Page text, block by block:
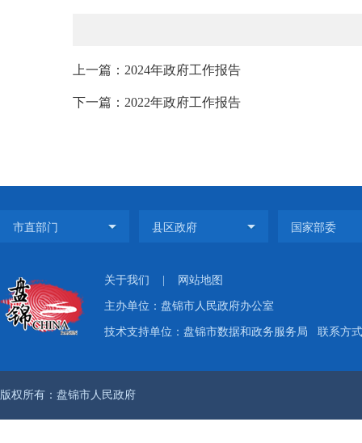
上一篇：2024年政府工作报告
下一篇：2022年政府工作报告
关于我们 网站地图
主办单位：盘锦市人民政府办公室
技术支持单位：盘锦市数据和政务服务局 联系方
版权所有：盘锦市人民政府